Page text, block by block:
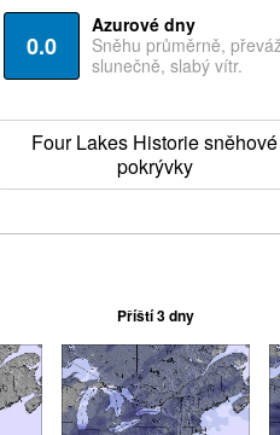
0.0
Azurové dny
Sněhu průměrně,
slunečně, slabý vítr.
Four Lakes Historie sněhové
pokrývky
Příští 3 dny